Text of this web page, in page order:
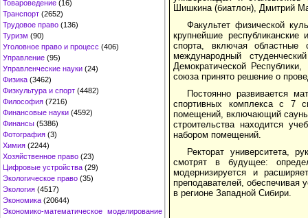
Товароведение (16)
Транспорт (2652)
Трудовое право (136)
Туризм (90)
Уголовное право и процесс (406)
Управление (95)
Управленческие науки (24)
Физика (3462)
Физкультура и спорт (4482)
Философия (7216)
Финансовые науки (4592)
Финансы (5386)
Фотография (3)
Химия (2244)
Хозяйственное право (23)
Цифровые устройства (29)
Экологическое право (35)
Экология (4517)
Экономика (20644)
Экономико-математическое моделирование
Шишкина (биатлон), Дмитрий
Факультет физической
крупнейшие
спорта, включая
международный
Демократической
союза принято решение о
Постоянно развивается
спортивных комплекса с 7
помещений, включающий сауны
строительства находится
набором помещений.
Ректорат университета,
смотрят в будущее:
модернизируется и
преподавателей, обеспечивая
в регионе Западной Сибири.